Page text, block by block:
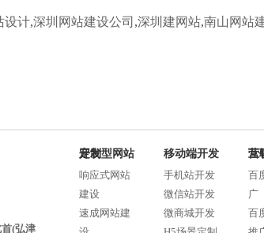
设计,深圳网站建设公司 ,深圳建网站,南山网站
(弘津
定制型网站开发
响应式网站
建设
速成网站建
移动端开发
手机站开发
微信站开发
微商城开发
互联网整
百
广
百